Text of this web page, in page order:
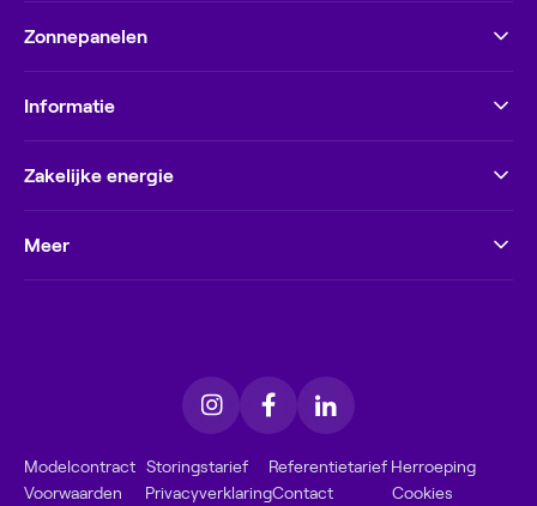
Zonnepanelen
Informatie
Zakelijke energie
Meer
Modelcontract Storingstarief Referentietarief Herroeping
Voorwaarden
PrivacyverklaringContact Cookies